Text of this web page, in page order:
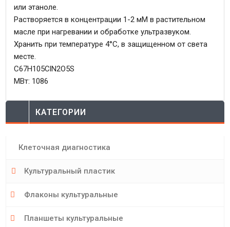
или этаноле.
Растворяется в концентрации 1-2 мМ в растительном
масле при нагревании и обработке ультразвуком.
Хранить при температуре 4°C, в защищенном от света
месте.
С67Н105ClN2O5S
МВт: 1086
КАТЕГОРИИ
Клеточная диагностика
Культуральный пластик
Флаконы культуральные
Планшеты культуральные